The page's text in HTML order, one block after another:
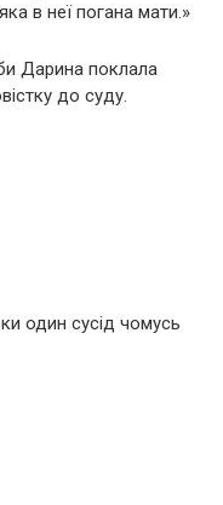
в неї погана мати.»
Дарина поклала
до суду.
один сусід чомусь